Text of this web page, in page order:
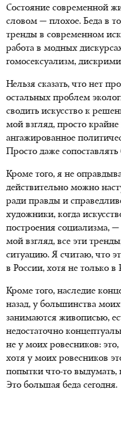
Состояние современной
словом — плохое. Беда в
тренды в современном
работа в модных
гомосексуализм,
Нельзя сказать, что нет
остальных проблем
сводить искусство к
мой взгляд, просто
ангажированное
Просто даже
Кроме того, я не
действительно можно
ради правды и
художники, когда
построения социализма,
мой взгляд, все эти
ситуацию. Я считаю, что
в России, хотя не только в
Кроме того, наследие
назад, у большинства
занимаются живописью,
недостаточно
не у моих ровесников:
хотя у моих ровесников
попытки что-то выдумать,
Это большая беда сегодня.